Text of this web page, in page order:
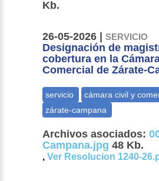
Kb.
26-05-2026 |SERVICIO
Designación de
cobertura en la
Comercial de Zárate-
Archivos asociados:
Campana.jpg 48 Kb.
,Ver Resolucion 1240-